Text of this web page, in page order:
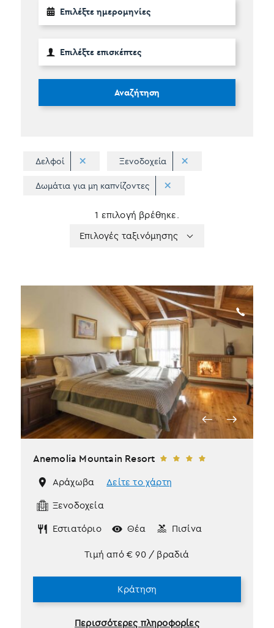
Αναζήτηση
Δελφοί Ξενοδοχεία
Δωμάτια για μη καπνίζοντες
1 επιλογή βρέθηκε.
Επιλογές
ταξινόμησης
Επιλογές ταξινόμησης
Anemolia Mountain Resort
Αράχωβα
Δείτε το χάρτη
Ξενοδοχεία
Εστιατόριο
Θέα Πισίνα
Περισσότερες πληροφορίες
Τιμή από € 90 / βραδιά
Κράτηση